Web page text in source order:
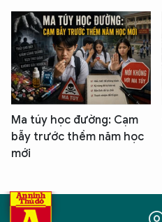
Ma túy học đường: Cạm
bẫy trước thềm năm học
mới